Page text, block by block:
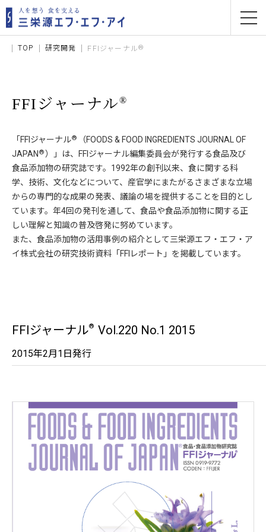
TOP 研究開発 FFIジャーナル®
FFIジャーナル®
「FFIジャーナル®
（FOODS & FOOD INGREDIENTS JOURNAL OF
JAPAN ®）」は、FFIジャーナル編集委員会が発行する食品及び
食品添加物の研究誌です。1992年の創刊以来、食に関する科
学、技術、文化などについて、産官学にまたがるさまざまな立場
からの専門的な成果の発表、議論の場を提供することを目的とし
ています。年4回の発刊を通して、食品や食品添加物に関する正
しい理解と知識の普及啓発に努めています。
また、食品添加物の活用事例の紹介として三栄源エフ・エフ・ア
イ株式会社の研究技術資料「FFIレポート」を掲載しています。
FFIジャーナル® Vol.220 No.1 2015
2015年2月1日発行